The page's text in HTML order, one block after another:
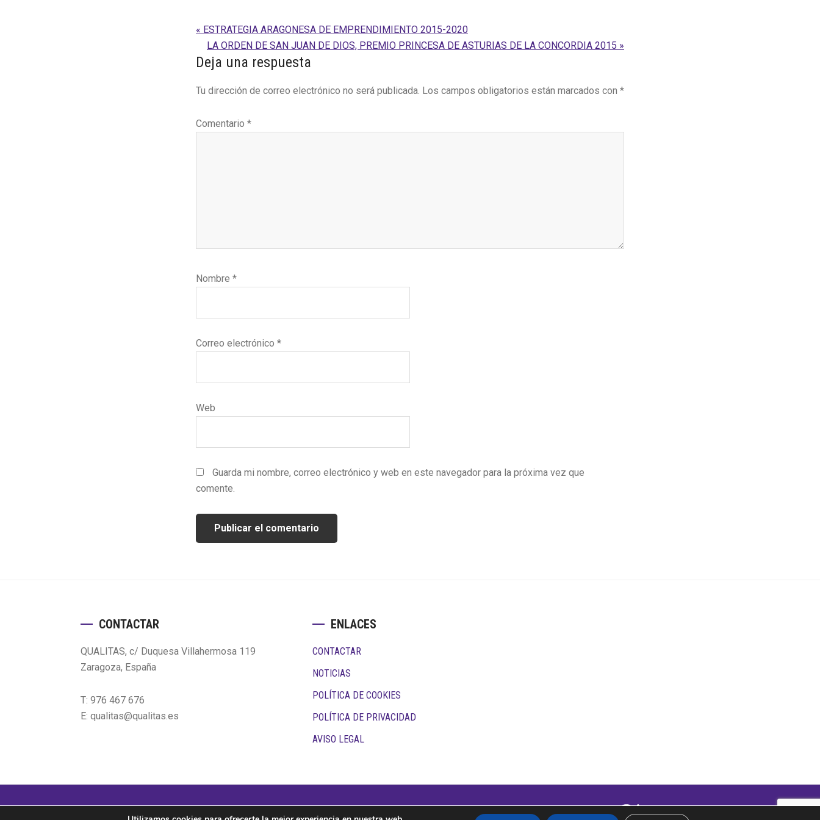
Entrada
anterior:
« ESTRATEGIA ARAGONESA DE EMPRENDIMIENTO 2015-2020
Siguiente
entrada:
LA ORDEN DE SAN JUAN DE DIOS, PREMIO PRINCESA DE ASTURIAS DE LA CONCORDIA 2015 »
Interacciones
con
lectores
Deja una respuesta
Tu dirección de correo electrónico no será publicada. Los campos obligatorios están marcados con *
Comentario *
Nombre *
Correo electrónico *
Web
Guarda mi nombre, correo electrónico y web en este navegador para la próxima vez que
comente.
CONTACTAR
QUALITAS, c/ Duquesa Villahermosa 119
Zaragoza, España
T: 976 467 676
E: qualitas@qualitas.es
ENLACES
CONTACTAR
NOTICIAS
POLÍTICA DE COOKIES
POLÍTICA DE PRIVACIDAD
AVISO LEGAL
Copyright © 2026 · Todos los derechos reservados · Qualitas